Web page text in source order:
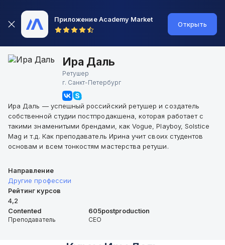
Приложение Academy Market
Открыть
Ира Даль
Ретушер
г. Санкт-Петербург
Ира Даль — успешный российский ретушер и создатель
собственной студии постпродакшена, которая работает с
такими знаменитыми брендами, как Vogue, Playboy, Solstice
Mag и т.д. Как преподаватель Ирина учит своих студентов
основам и всем тонкостям мастерства ретуши.
Направление
Другие профессии
Рейтинг курсов
4,2
Contented
Преподаватель
605postproduction
CEO